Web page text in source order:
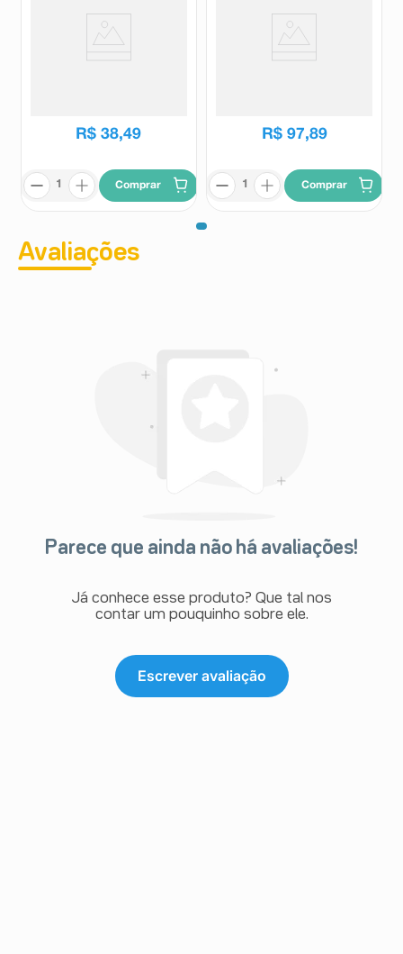
R$ 38,49
Comprar
R$ 97,89
Comprar
Avaliações
Parece que ainda não há avaliações!
Já conhece esse produto? Que tal nos
contar um pouquinho sobre ele.
Escrever avaliação